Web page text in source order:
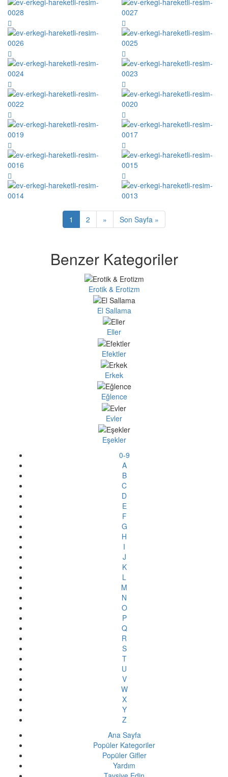
1 2 » Son Sayfa »
Benzer Kategoriler
Erotik & Erotizm
El Sallama
Eller
Efektler
Erkek
Eğlence
Evler
Eşekler
0-9
A
B
C
D
E
F
G
H
I
J
K
L
M
N
O
P
Q
R
S
T
U
V
W
X
Y
Z
Ana Sayfa
Popüler Kategoriler
Popüler Gifler
Yardım